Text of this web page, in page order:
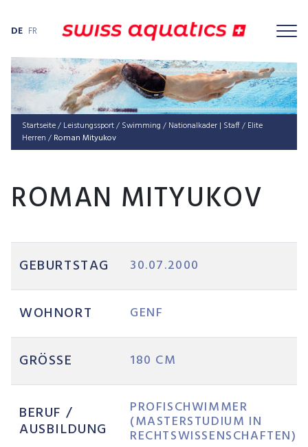
DE FR
Startseite/ Leis­tungs­sport/ Swimming / Nationalkader | Staff/ Elite
Herren / Roman Mityukov
ROMAN MITYUKOV
GEBURTSTAG 30.07.2000
WOHNORT GENF
GRÖSSE 180 CM
BERUF /
AUSBILDUNG
PROFISCHWIMMER
(MASTERSTUDIUM IN
RECHTSWISSENSCHAFTEN)